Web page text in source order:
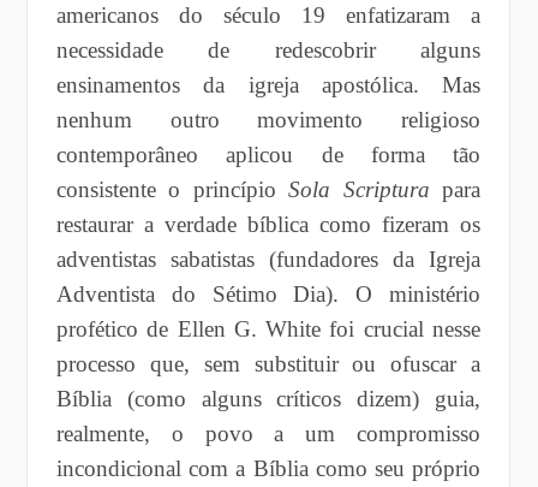
americanos do século 19 enfatizaram a
necessidade de redescobrir alguns
ensinamentos da igreja apostólica. Mas
nenhum outro movimento religioso
contemporâneo aplicou de forma tão
consistente o princípioSola Scriptura para
restaurar a verdade bíblica como fizeram os
adventistas sabatistas (fundadores da Igreja
Adventista do Sétimo Dia). O ministério
profético de Ellen G. White foi crucial nesse
processo que, sem substituir ou ofuscar a
Bíblia (como alguns críticos dizem) guia,
realmente, o povo a um compromisso
incondicional com a Bíblia como seu próprio